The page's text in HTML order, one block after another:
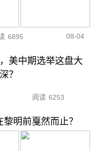
6895 08-04
美中期选举这盘大
？
阅读 6253
明前戛然而止？